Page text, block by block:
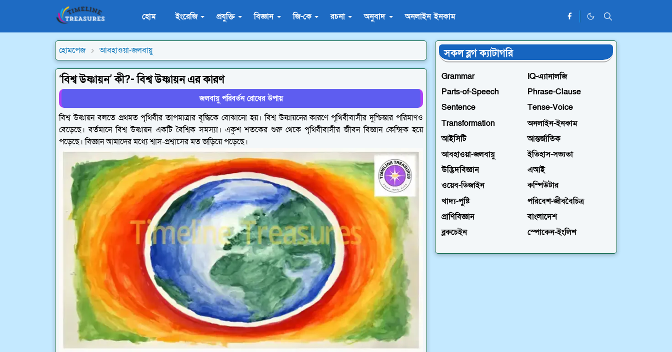
হোম ইংরেজি প্রযুক্তি বিজ্ঞান জি-কে রচনা অনুবাদ অনলাইন ইনকাম
হোমপেজ আবহাওয়া-জলবায়ু
‘বিশ্ব উষ্ণায়ন’ কী?- বিশ্ব উষ্ণায়ন এর কারণ
জলবায়ু পরিবর্তন রোধের উপায়
বিশ্ব উষ্ণায়ন বলতে প্রথমত পৃথিবীর তাপমাত্রার বৃদ্ধিকে বোঝানো হয়। বিশ্ব উষ্ণায়নের কারণে পৃথিবীবাসীর দুশ্চিন্তার পরিমাণও
বেড়েছে। বর্তমানে বিশ্ব উষ্ণায়ন একটি বৈশ্বিক সমস্যা। একুশ শতকের শুরু থেকে পৃথিবীবাসীর জীবন বিজ্ঞান কেন্দ্রিক হয়ে
পড়েছে। বিজ্ঞান আমাদের মধ্যে শ্বাস-প্রশ্বাসের মত জড়িয়ে পড়েছে।
সকল ব্লগ ক্যাটাগরি
Grammar
IQ-এ্যানালজি
Parts-of-Speech
Phrase-Clause
Sentence
Tense-Voice
Transformation
অনলাইন-ইনকাম
আইসিটি
আন্তর্জাতিক
আবহাওয়া-জলবায়ু
ইতিহাস-সভ্যতা
উদ্ভিদবিজ্ঞান
এআই
ওয়েব-ডিজাইন
কম্পিউটার
খাদ্য-পুষ্টি
পরিবেশ-জীববৈচিত্র
প্রাণিবিজ্ঞান
বাংলাদেশ
ব্লকচেইন
স্পোকেন-ইংলিশ